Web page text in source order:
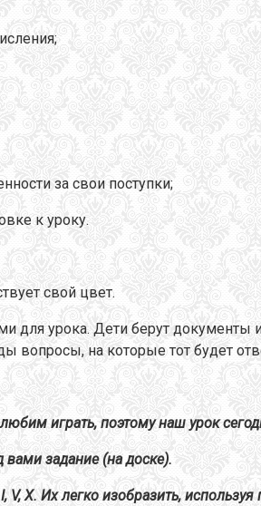
за свои поступки;
к уроку.
свой цвет.
для урока. Дети берут
вопросы, на которые тот будет
играть, поэтому наш урок
вами задание (на доске).
Их легко изобразить,